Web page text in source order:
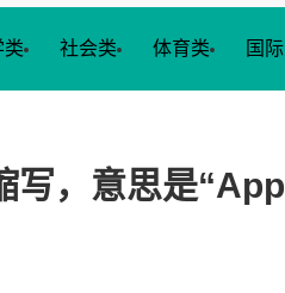
类 社会类 体育类 国
，意思是